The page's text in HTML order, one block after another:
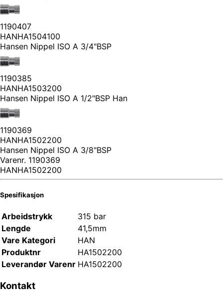
1190407
HANHA1504100
Hansen Nippel ISO A 3/4"BSP
1190385
HANHA1503200
Hansen Nippel ISO A 1/2"BSP Han
1190369
HANHA1502200
Hansen Nippel ISO A 3/8"BSP
Varenr. 1190369
HANHA1502200
Spesifikasjon
Arbeidstrykk
315 bar
Lengde
41,5mm
Vare Kategori
HAN
Produktnr
HA1502200
Leverandør Varenr HA1502200
Kontakt